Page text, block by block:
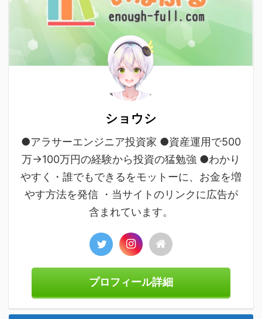
ショウシ
●アラサーエンジニア投資家 ●資産運用で500
万→100万円の経験から投資の猛勉強 ●わかり
やすく・誰でもできるをモットーに、お金を増
やす方法を発信 ・当サイトのリンクに広告が
含まれています。
プロフィール詳細